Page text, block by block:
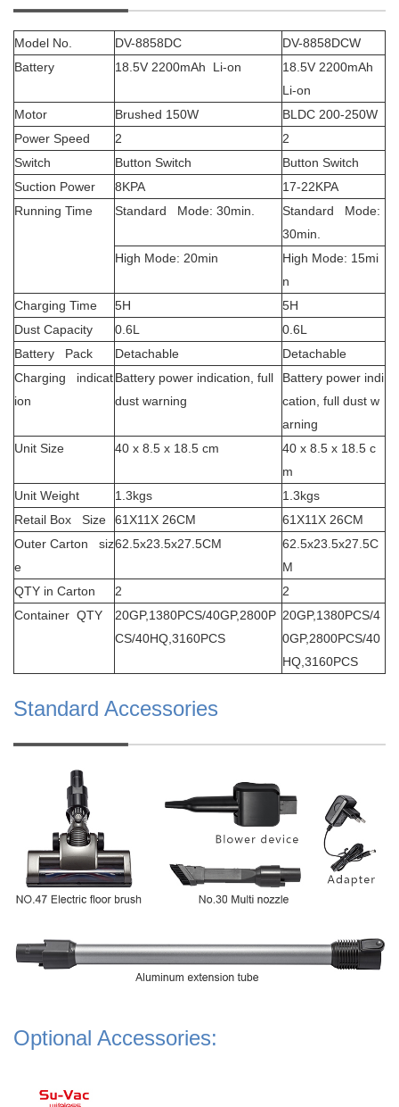
Model No. DV-8858DC
DV-8858DCW
Battery
18.5V 2200mAh Li-on
18.5V 2200mAh
Li-on
Motor
Brushed 150W
BLDC 200-250W
Power Speed
2
2
Switch
Button Switch
Button Switch
Suction Power
8KPA
17-22KPA
Running Time
Standard Mode: 30min.
Standard Mode:
30min.
High Mode: 20min
High Mode: 15mi
n
Charging Time
5H
5H
Dust Capacity
0.6L
0.6L
Battery Pack
Detachable
Detachable
Charging indicat
ion
Battery power indication, full
dust warning
Battery power indi
cation, full dust w
arning
Unit Size
40 x 8.5 x 18.5 cm
40 x 8.5 x 18.5 c
m
Unit Weight
1.3kgs
1.3kgs
Retail Box Size
61X11X 26CM
61X11X 26CM
Outer Carton siz
e
62.5x23.5x27.5CM
62.5x23.5x27.5C
M
QTY in Carton
2
2
Container QTY
20GP,1380PCS/40GP,2800P
CS/40HQ,3160PCS
20GP,1380PCS/4
0GP,2800PCS/40
HQ,3160PCS
Standard Accessories
Optional Accessories: